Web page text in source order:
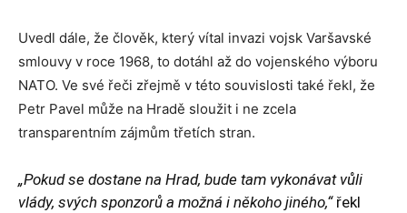
Uvedl dále, že člověk, který vítal invazi vojsk Varšavské
smlouvy v roce 1968, to dotáhl až do vojenského výboru
NATO. Ve své řeči zřejmě v této souvislosti také řekl, že
Petr Pavel může na Hradě sloužit i ne zcela
transparentním zájmům třetích stran.
„Pokud se dostane na Hrad, bude tam vykonávat vůli
vlády, svých sponzorů a možná i někoho jiného,“řekl